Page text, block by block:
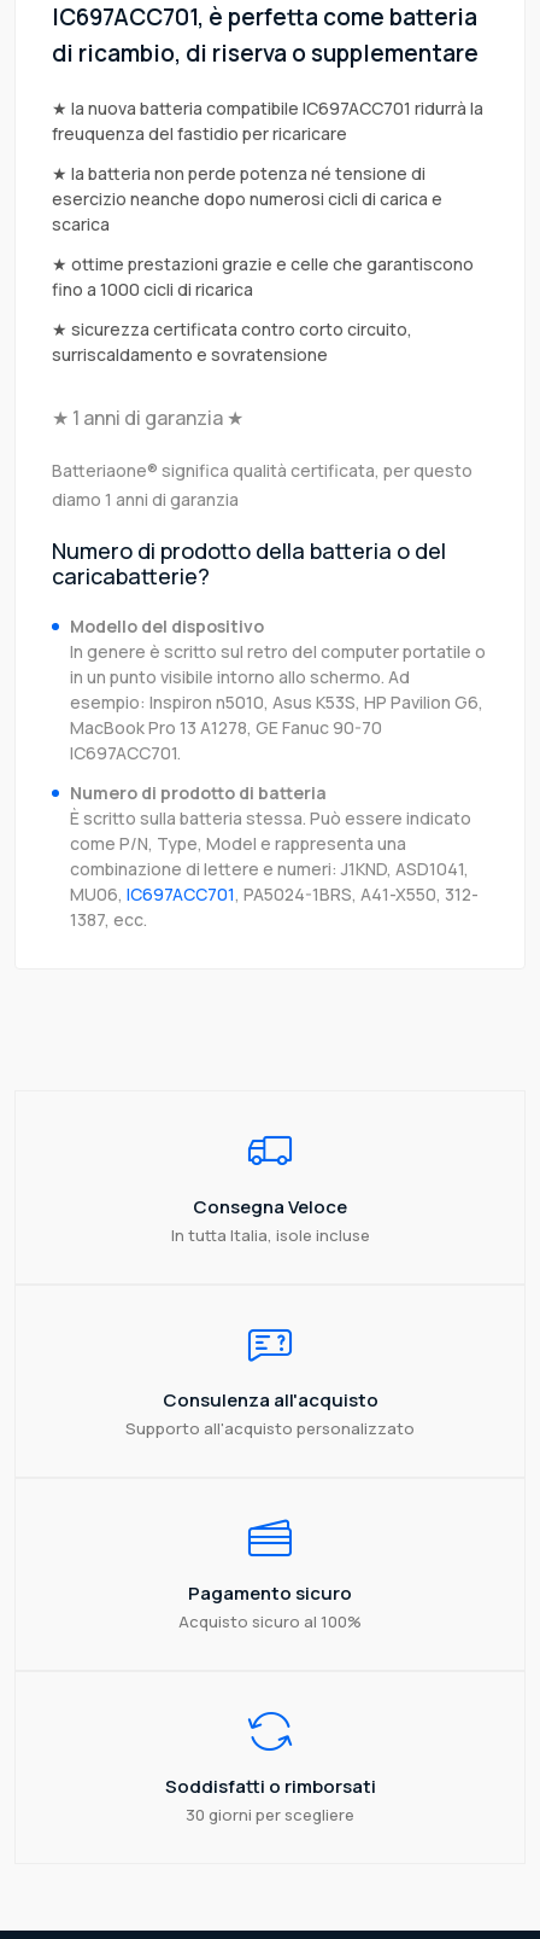
IC697ACC701, è perfetta come batteria
di ricambio, di riserva o supplementare
★ la nuova batteria compatibile IC697ACC701 ridurrà la
freuquenza del fastidio per ricaricare
★ la batteria non perde potenza né tensione di
esercizio neanche dopo numerosi cicli di carica e
scarica
★ ottime prestazioni grazie e celle che garantiscono
fino a 1000 cicli di ricarica
★ sicurezza certificata contro corto circuito,
surriscaldamento e sovratensione
★ 1 anni di garanzia ★
Batteriaone® significa qualità certificata, per questo
diamo 1 anni di garanzia
Numero di prodotto della batteria o del
caricabatterie?
Modello del dispositivo
In genere è scritto sul retro del computer portatile o
in un punto visibile intorno allo schermo. Ad
esempio: Inspiron n5010, Asus K53S, HP Pavilion G6,
MacBook Pro 13 A1278, GE Fanuc 90-70
IC697ACC701.
Numero di prodotto di batteria
È scritto sulla batteria stessa. Può essere indicato
come P/N, Type, Model e rappresenta una
combinazione di lettere e numeri: J1KND, ASD1041,
MU06, IC697ACC701, PA5024-1BRS, A41-X550, 312-
1387, ecc.
Consegna Veloce
In tutta Italia, isole incluse
Consulenza all'acquisto
Supporto all'acquisto personalizzato
Pagamento sicuro
Acquisto sicuro al 100%
Soddisfatti o rimborsati
30 giorni per scegliere